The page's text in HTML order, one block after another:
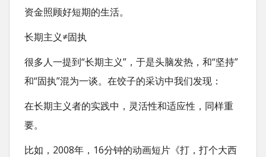
资金照顾好短期的生活。
长期主义≠固执
很多人一提到“长期主义”，于是头脑发热，和“坚持”
和“固执”混为一谈。在饺子的采访中我们发现：
在长期主义者的实践中，灵活性和适应性，同样重
要。
比如，2008年，16分钟的动画短片《打，打个大西